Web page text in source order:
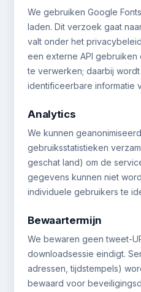
We gebruiken Google
laden. Dit verzoek gaat
valt onder het
een externe API
te verwerken; daarbij
identificeerbare informatie
Analytics
We kunnen
gebruiksstatistieken
geschat land) om de
gegevens kunnen niet
individuele gebruikers te
Bewaartermijn
We bewaren geen tweet-
downloadsessie eindigt.
adressen, tijdstempels)
bewaard voor